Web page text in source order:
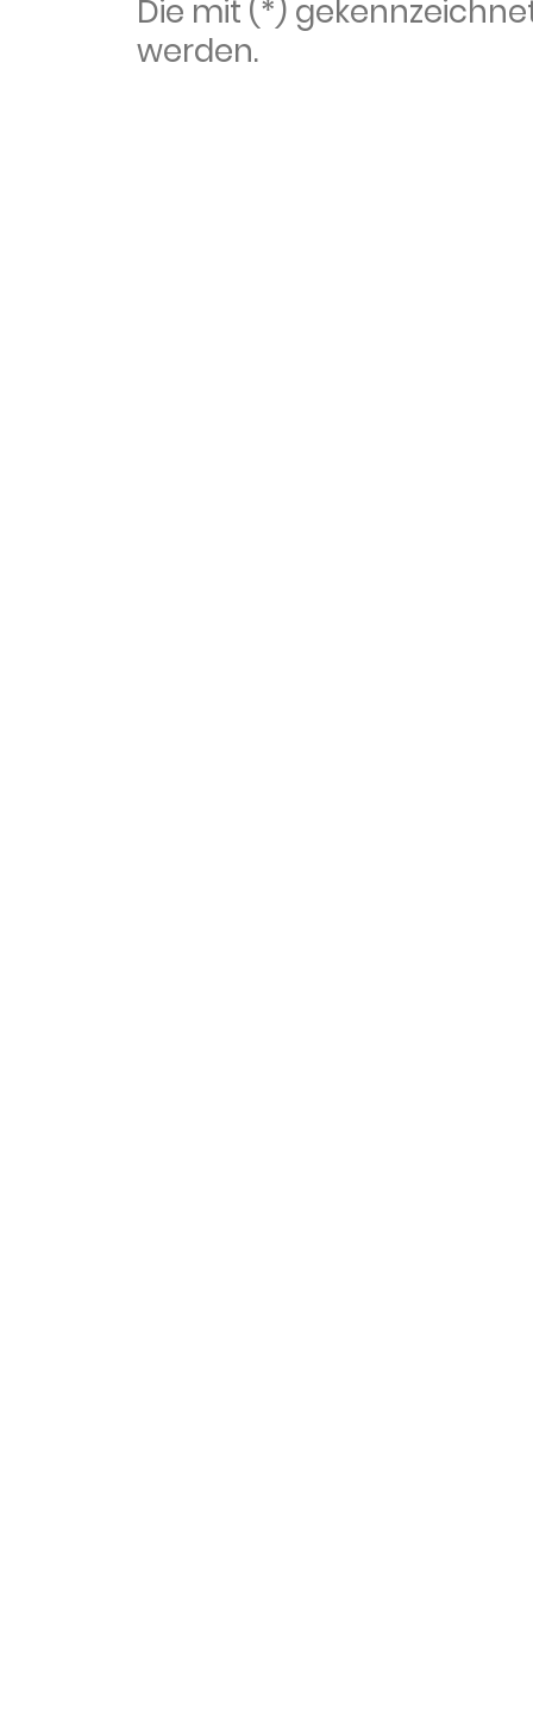
Die mit (*)
werden.